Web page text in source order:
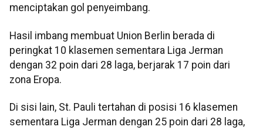
menciptakan gol penyeimbang.
Hasil imbang membuat Union Berlin berada di
peringkat 10 klasemen sementara Liga Jerman
dengan 32 poin dari 28 laga, berjarak 17 poin dari
zona Eropa.
Di sisi lain, St. Pauli tertahan di posisi 16 klasemen
sementara Liga Jerman dengan 25 poin dari 28 laga,